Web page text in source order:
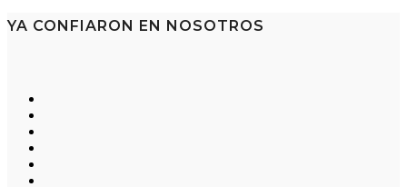
YA CONFIARON EN NOSOTROS